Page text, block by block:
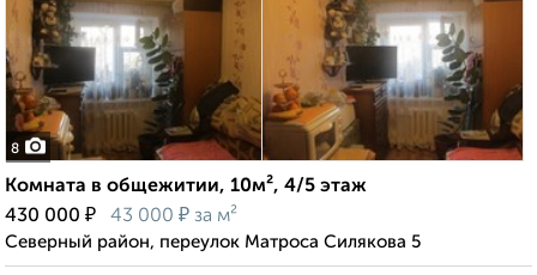
8
Комната в общежитии, 10м², 4/5 этаж
430 000 ₽ 43 000 ₽ за м²
Северный район, переулок Матроса Силякова 5